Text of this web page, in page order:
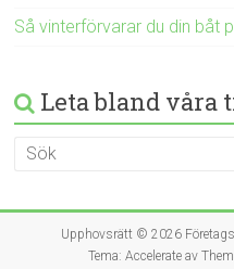
Så vinterförvarar du din båt
Leta bland våra
Upphovsrätt © 2026
Tema:Accelerate av